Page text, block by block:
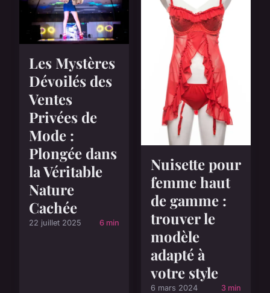
Les Mystères
Dévoilés des
Ventes
Privées de
Mode :
Plongée dans
la Véritable
Nature
Cachée
22 juillet 2025 6 min
Nuisette pour
femme haut
de gamme :
trouver le
modèle
adapté à
votre style
6 mars 2024 3 min